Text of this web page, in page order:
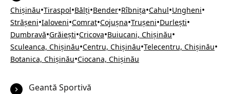
Chișinău•Tiraspol•Bălți•Bender•Rîbnița•Cahul•Ungheni•
Strășeni•Ialoveni•Comrat•Cojușna•Trușeni•Durlești•
Dumbravă•Grăiești•Cricova•Buiucani, Chișinău•
Sculeanca, Chișinău•Centru, Chișinău•Telecentru, Chișinău•
Botanica, Chișinău•Ciocana, Chișinău
Geantă Sportivă